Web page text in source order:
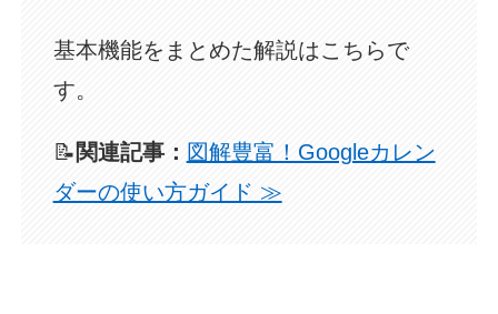
基本機能をまとめた解説はこちらで
す。
📝 関連記事： 図解豊富！Googleカレン
ダーの使い方ガイド ≫